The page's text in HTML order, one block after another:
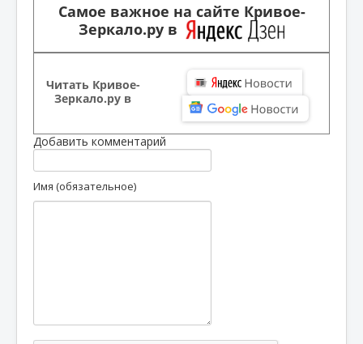
Самое важное на сайте Кривое-
Зеркало.ру в
Читать Кривое-
Зеркало.ру в
Добавить комментарий
Имя (обязательное)